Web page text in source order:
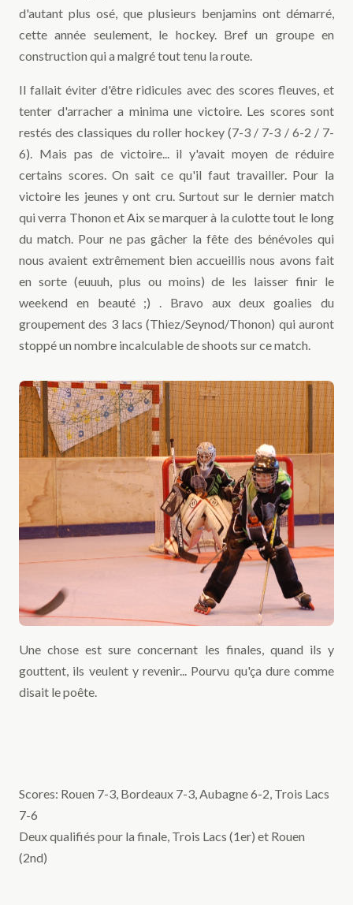
d'autant plus osé, que plusieurs benjamins ont démarré,
cette année seulement, le hockey. Bref un groupe en
construction qui a malgré tout tenu la route.
Il fallait éviter d'être ridicules avec des scores fleuves, et
tenter d'arracher a minima une victoire. Les scores sont
restés des classiques du roller hockey (7-3 / 7-3 / 6-2 / 7-
6). Mais pas de victoire... il y'avait moyen de réduire
certains scores. On sait ce qu'il faut travailler. Pour la
victoire les jeunes y ont cru. Surtout sur le dernier match
qui verra Thonon et Aix se marquer à la culotte tout le long
du match. Pour ne pas gâcher la fête des bénévoles qui
nous avaient extrêmement bien accueillis nous avons fait
en sorte (euuuh, plus ou moins) de les laisser finir le
weekend en beauté ;) . Bravo aux deux goalies du
groupement des 3 lacs (Thiez/Seynod/Thonon) qui auront
stoppé un nombre incalculable de shoots sur ce match.
Une chose est sure concernant les finales, quand ils y
gouttent, ils veulent y revenir... Pourvu qu'ça dure comme
disait le poête.
Scores: Rouen 7-3, Bordeaux 7-3, Aubagne 6-2, Trois Lacs
7-6
Deux qualifiés pour la finale, Trois Lacs (1er) et Rouen
(2nd)